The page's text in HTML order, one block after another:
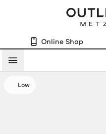
Online Shop
Menü
Low